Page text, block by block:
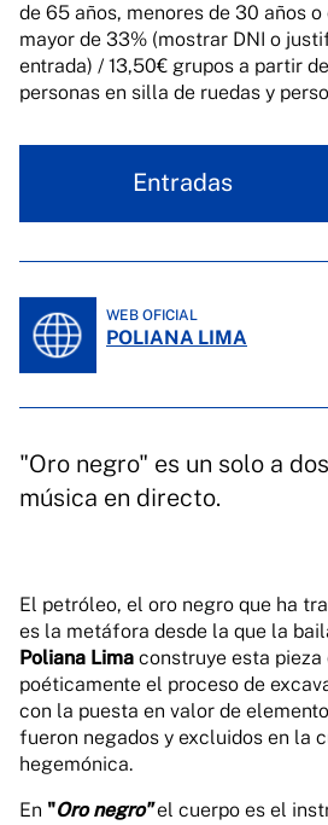
de 65 años, menores de 30 años
mayor de 33% (mostrar DNI o
entrada) / 13,50€ grupos a partir
personas en silla de ruedas y
Entradas
WEB OFICIAL
POLIANA LIMA
"Oro negro" es un solo a
música en directo.
El petróleo, el oro negro que ha
es la metáfora desde la que la
Poliana Lima construye esta pieza
poéticamente el proceso de
con la puesta en valor de
fueron negados y excluidos en la
hegemónica.
En "Oro negro"el cuerpo es el